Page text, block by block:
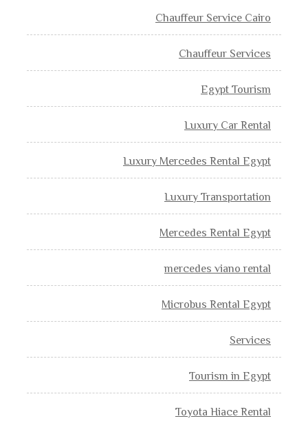
Chauffeur Service Cairo
Chauffeur Services
Egypt Tourism
Luxury Car Rental
Luxury Mercedes Rental Egypt
Luxury Transportation
Mercedes Rental Egypt
mercedes viano rental
Microbus Rental Egypt
Services
Tourism in Egypt
Toyota Hiace Rental